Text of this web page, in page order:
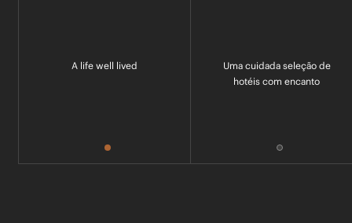
A life well lived
Uma cuidada seleção de
hotéis com encanto